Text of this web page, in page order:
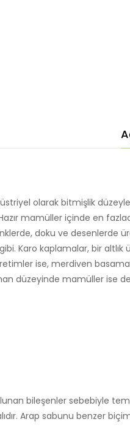
olarak bitmişlik
mamüller içinde en
doku ve
Karo kaplamalar, bir
ise, merdiven
düzeyinde mamüller ise
bileşenler sebebiyle
Arap sabunu benzer